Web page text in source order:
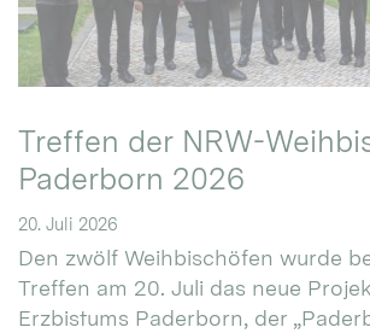
Treffen der NRW-
Paderborn 2026
20. Juli 2026
Den zwölf Weihbischöfen wurde
Treffen am 20. Juli das neue
Erzbistums Paderborn, der